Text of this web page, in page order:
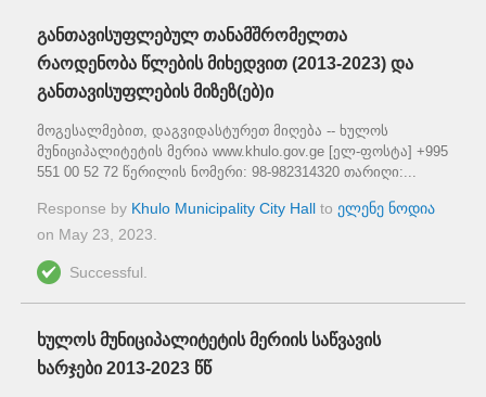
განთავისუფლებულ თანამშრომელთა
რაოდენობა წლების მიხედვით (2013-2023) და
განთავისუფლების მიზეზ(ებ)ი
მოგესალმებით, დაგვიდასტურეთ მიღება -- ხულოს
მუნიციპალიტეტის მერია www.khulo.gov.ge [ელ-ფოსტა] +995
551 00 52 72 წერილის ნომერი: 98-982314320 თარიღი:...
Response by Khulo Municipality City Hall to ელენე ნოდია
on May 23, 2023
Successful.
ხულოს მუნიციპალიტეტის მერიის საწვავის
ხარჯები 2013-2023 წწ